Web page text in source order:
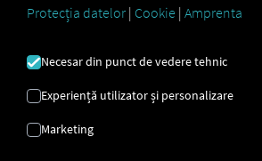
MAN
Protecția datelor | Cookie | Amprenta
Necesar din punct de vedere tehnic
Experiență utilizator și personalizare
Marketing